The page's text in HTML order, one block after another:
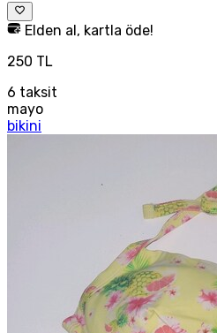
Elden al, kartla öde!
250 TL
6 taksit
mayo
bikini